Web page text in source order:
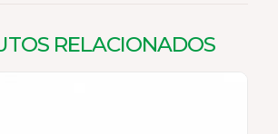
RELACIONADOS